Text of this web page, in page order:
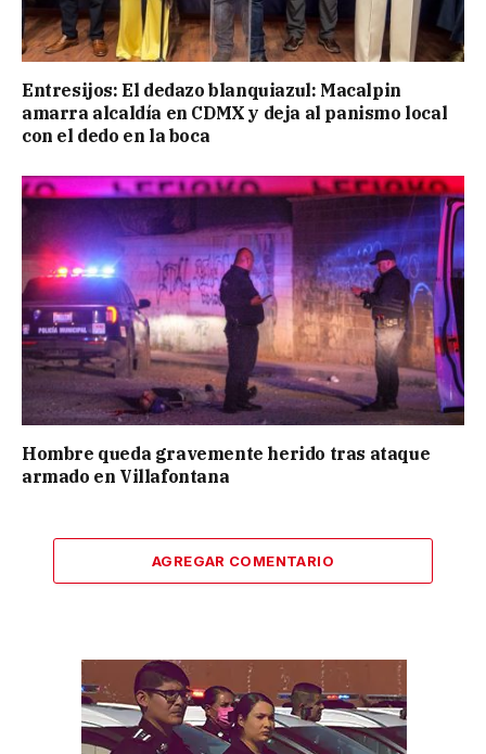
Entresijos: El dedazo blanquiazul: Macalpin
amarra alcaldía en CDMX y deja al panismo local
con el dedo en la boca
Hombre queda gravemente herido tras ataque
armado en Villafontana
AGREGAR COMENTARIO